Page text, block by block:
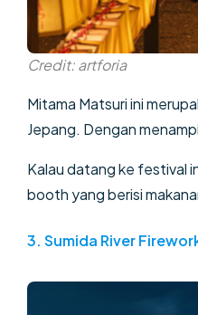
Credit: artforia
Mitama Matsuri ini
Jepang. Dengan
Kalau datang ke festival
booth yang berisi
3. Sumida River